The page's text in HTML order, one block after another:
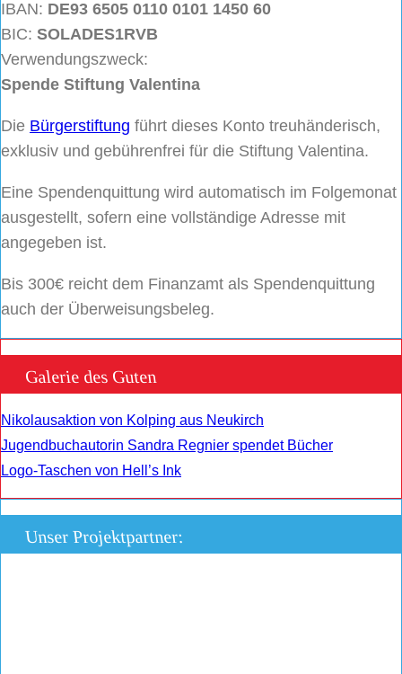
IBAN: DE93 6505 0110 0101 1450 60
BIC: SOLADES1RVB
Verwendungszweck:
Spende Stiftung Valentina
Die Bürgerstiftung führt dieses Konto treuhänderisch,
exklusiv und gebührenfrei für die Stiftung Valentina.
Eine Spendenquittung wird automatisch im Folgemonat
ausgestellt, sofern eine vollständige Adresse mit
angegeben ist.
Bis 300€ reicht dem Finanzamt als Spendenquittung
auch der Überweisungsbeleg.
Galerie des Guten
Nikolausaktion von Kolping aus Neukirch
Jugendbuchautorin Sandra Regnier spendet Bücher
Logo-Taschen von Hell’s Ink
Unser Projektpartner: